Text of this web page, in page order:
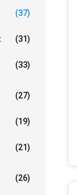
(37)
(31)
(33)
(27)
(19)
(21)
(26)